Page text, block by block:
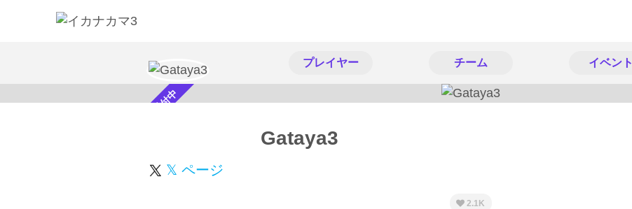
プレイヤー チーム イベント
スカウト受付中 Gataya3
𝕏 ページ
2.1K